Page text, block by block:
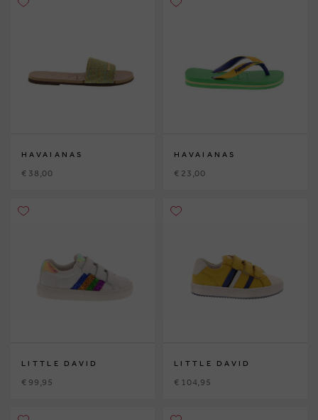
HAVAIANAS
€ 38,00
HAVAIANAS
€ 23,00
LITTLE DAVID
€ 99,95
LITTLE DAVID
€ 104,95